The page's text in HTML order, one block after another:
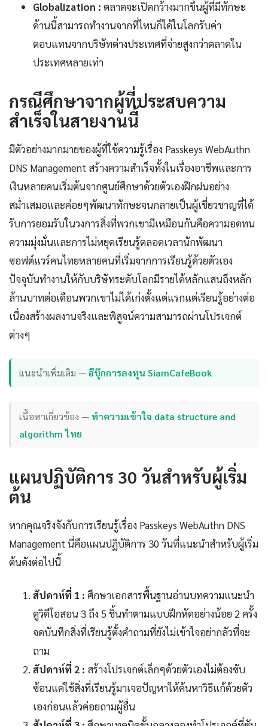
Globalization : ตลาดจะเปิดกว้างมากขึ้นผู้ที่มีทักษะ
ด้านนี้สามารถทำงานจากที่ไหนก็ได้ในโลกรับค่า
ตอบแทนจากบริษัทต่างประเทศที่จ่ายสูงกว่าตลาดใน
ประเทศหลายเท่า
กรณีศึกษาจากผู้ที่ประสบความ
สำเร็จในสายงานนี้
มีตัวอย่างมากมายของผู้ที่ใช้ความรู้เรื่อง Passkeys WebAuthn
DNS Management สร้างความสำเร็จทั้งในเรื่องอาชีพและการ
เงินหลายคนเริ่มต้นจากศูนย์ศึกษาด้วยตัวเองฝึกฝนอย่าง
สม่ำเสมอและค่อยๆพัฒนาทักษะจนกลายเป็นผู้เชี่ยวชาญที่ได้
รับการยอมรับในวงการสิ่งที่พวกเขามีเหมือนกันคือความอดทน
ความมุ่งมั่นและการไม่หยุดเรียนรู้ตลอดเวลานักพัฒนา
ซอฟต์แวร์คนไทยหลายคนที่เริ่มจากการเรียนรู้ด้วยตัวเอง
ปัจจุบันทำงานให้กับบริษัทระดับโลกมีรายได้หลักแสนถึงหลัก
ล้านบาทต่อเดือนพวกเขาไม่ได้เก่งตั้งแต่แรกแต่เรียนรู้อย่างต่อ
เนื่องสร้างผลงานจริงและพิสูจน์ความสามารถผ่านโปรเจกต์
ต่างๆ
แนะนำเพิ่มเติม —อีบุ๊กการลงทุน SiamCafeBook
เนื้อหาเกี่ยวข้อง — ทำความเข้าใจ data structure and
algorithm ไทย
แผนปฏิบัติการ 30 วันสำหรับผู้เริ่ม
ต้น
หากคุณจริงจังกับการเรียนรู้เรื่อง Passkeys WebAuthn DNS
Management นี่คือแผนปฏิบัติการ 30 วันที่แนะนำสำหรับผู้เริ่ม
ต้นดังต่อไปนี้
สัปดาห์ที่ 1 : ศึกษาเอกสารพื้นฐานอ่านบทความแนะนำ
ดูวิดีโอสอน 3 ถึง 5 ชิ้นทำตามแบบฝึกหัดอย่างน้อย 2 ครั้ง
จดบันทึกสิ่งที่เรียนรู้ตั้งคำถามที่ยังไม่เข้าใจอย่ากลัวที่จะ
ถาม
สัปดาห์ที่ 2 : สร้างโปรเจกต์เล็กๆด้วยตัวเองไม่ต้องซับ
ซ้อนแค่ใช้สิ่งที่เรียนรู้มาเจอปัญหาให้ค้นหาวิธีแก้ด้วยตัว
เองก่อนแล้วค่อยถามผู้อื่น